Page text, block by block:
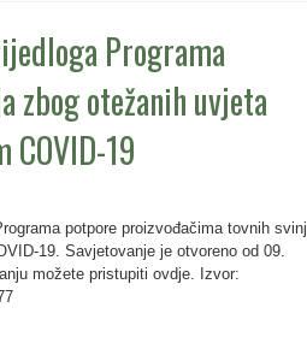
Programa
zbog otežanih uvjeta
COVID-19
potpore proizvođačima tovnih
19. Savjetovanje je otvoreno od 09.
možete pristupiti ovdje. Izvor: